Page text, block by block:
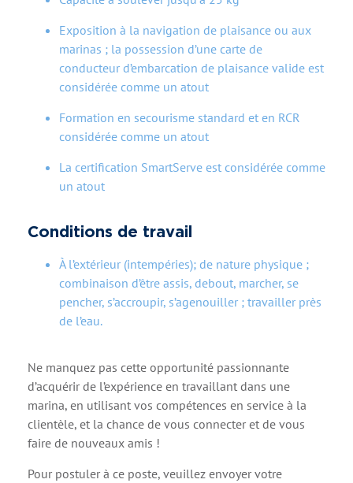
Exposition à la navigation de plaisance ou aux
marinas ; la possession d’une carte de
conducteur d’embarcation de plaisance valide est
considérée comme un atout
Formation en secourisme standard et en RCR
considérée comme un atout
La certification SmartServe est considérée comme
un atout
Conditions de travail
À l’extérieur (intempéries); de nature physique ;
combinaison d’être assis, debout, marcher, se
pencher, s’accroupir, s’agenouiller ; travailler près
de l’eau.
Ne manquez pas cette opportunité passionnante
d’acquérir de l’expérience en travaillant dans une
marina, en utilisant vos compétences en service à la
clientèle, et la chance de vous connecter et de vous
faire de nouveaux amis !
Pour postuler à ce poste, veuillez envoyer votre